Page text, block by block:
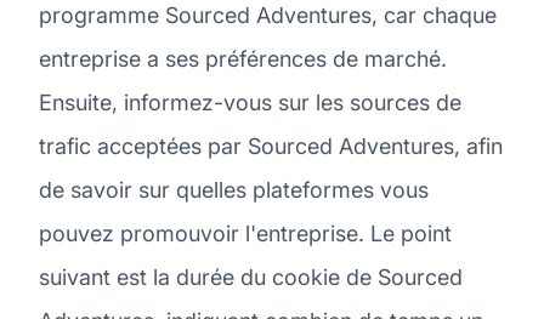
programme Sourced Adventures, car chaque
entreprise a ses préférences de marché.
Ensuite, informez-vous sur les sources de
trafic acceptées par Sourced Adventures, afin
de savoir sur quelles plateformes vous
pouvez promouvoir l'entreprise. Le point
suivant est la durée du cookie de Sourced